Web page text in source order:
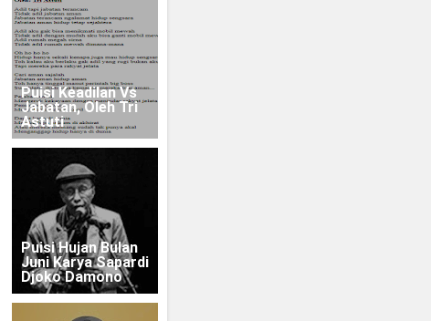
Puisi Keadilan Vs
Jabatan, Oleh Tri
Astuti
Puisi Hujan Bulan
Juni Karya Sapardi
Djoko Damono